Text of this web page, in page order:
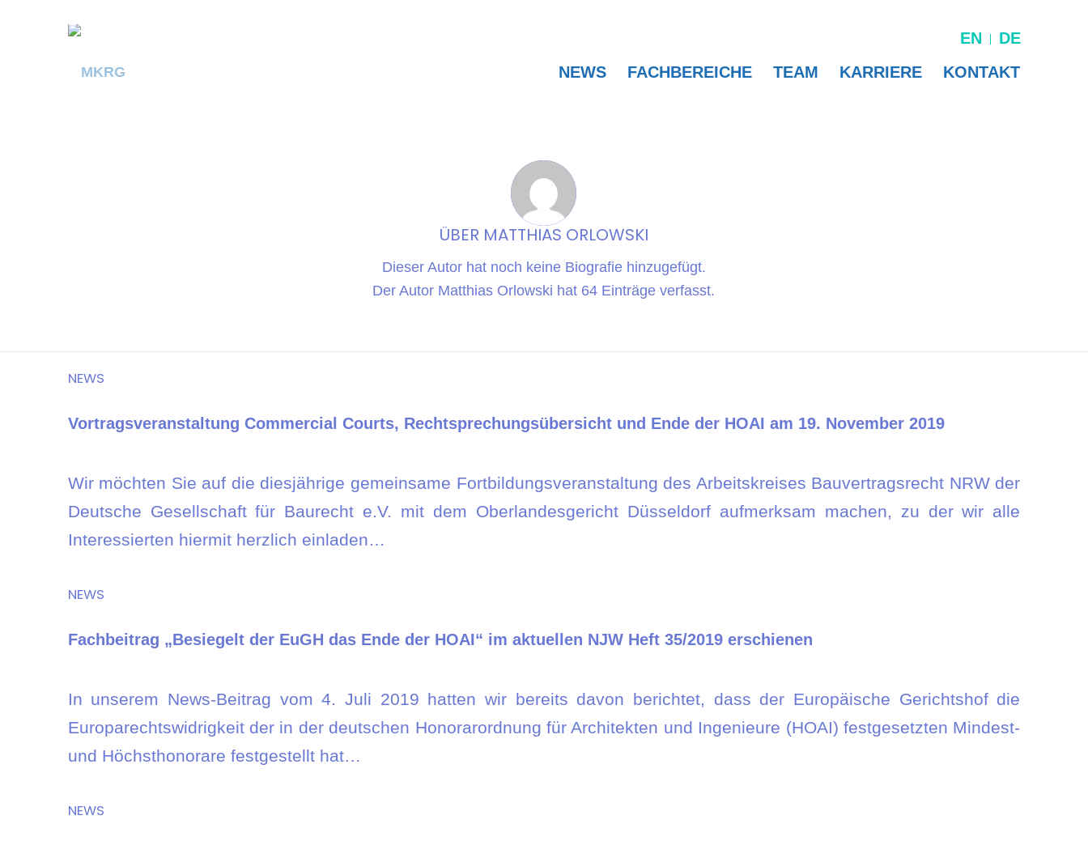
EN
DE
NEWS
FACHBEREICHE TEAM KARRIERE KONTAKT
ÜBER MATTHIAS ORLOWSKI
Dieser Autor hat noch keine Biografie hinzugefügt.
Der Autor Matthias Orlowski hat 64 Einträge verfasst.
NEWS
Vortragsveranstaltung Commercial Courts, Rechtsprechungsübersicht und Ende der HOAI am 19. November 2019
Wir möchten Sie auf die diesjährige gemeinsame Fortbildungsveranstaltung des Arbeitskreises Bauvertragsrecht NRW der
Deutsche Gesellschaft für Baurecht e.V. mit dem Oberlandesgericht Düsseldorf aufmerksam machen, zu der wir alle
Interessierten hiermit herzlich einladen…
NEWS
Fachbeitrag „Besiegelt der EuGH das Ende der HOAI“ im aktuellen NJW Heft 35/2019 erschienen
In unserem News-Beitrag vom 4. Juli 2019 hatten wir bereits davon berichtet, dass der Europäische Gerichtshof die
Europarechtswidrigkeit der in der deutschen Honorarordnung für Architekten und Ingenieure (HOAI) festgesetzten Mindest-
und Höchsthonorare festgestellt hat…
NEWS